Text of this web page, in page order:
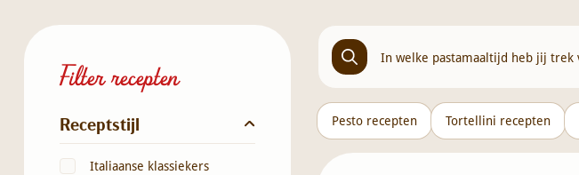
Filter recepten
Receptstijl
Italiaanse klassiekers
Pesto recepten Tortellini recepten